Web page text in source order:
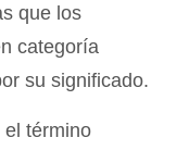
que los
categoría
su significado.
el término